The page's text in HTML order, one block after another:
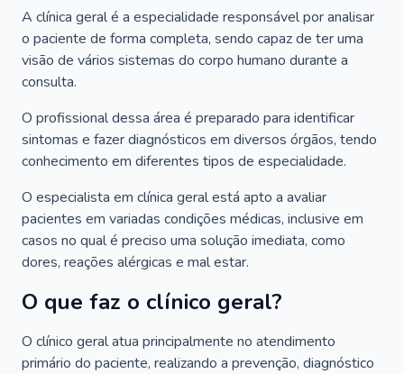
A clínica geral é a especialidade responsável por analisar
o paciente de forma completa, sendo capaz de ter uma
visão de vários sistemas do corpo humano durante a
consulta.
O profissional dessa área é preparado para identificar
sintomas e fazer diagnósticos em diversos órgãos, tendo
conhecimento em diferentes tipos de especialidade.
O especialista em clínica geral está apto a avaliar
pacientes em variadas condições médicas, inclusive em
casos no qual é preciso uma solução imediata, como
dores, reações alérgicas e mal estar.
O que faz o clínico geral?
O clínico geral atua principalmente no atendimento
primário do paciente, realizando a prevenção, diagnóstico